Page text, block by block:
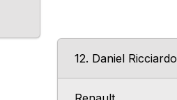
12. Daniel Ricciardo